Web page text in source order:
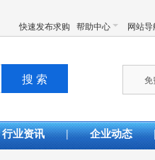
快速发布求购 帮助中心 网站导
免
行业资讯 | 企业动态